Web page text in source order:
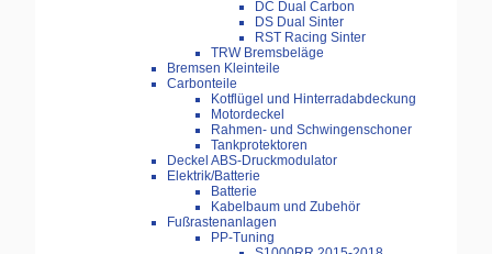
DC Dual Carbon
DS Dual Sinter
RST Racing Sinter
TRW Bremsbeläge
Bremsen Kleinteile
Carbonteile
Kotflügel und Hinterradabdeckung
Motordeckel
Rahmen- und Schwingenschoner
Tankprotektoren
Deckel ABS-Druckmodulator
Elektrik/Batterie
Batterie
Kabelbaum und Zubehör
Fußrastenanlagen
PP-Tuning